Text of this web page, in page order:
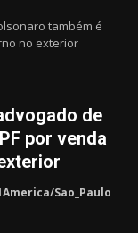
também é
no exterior
de
por venda
Sao_Paulo